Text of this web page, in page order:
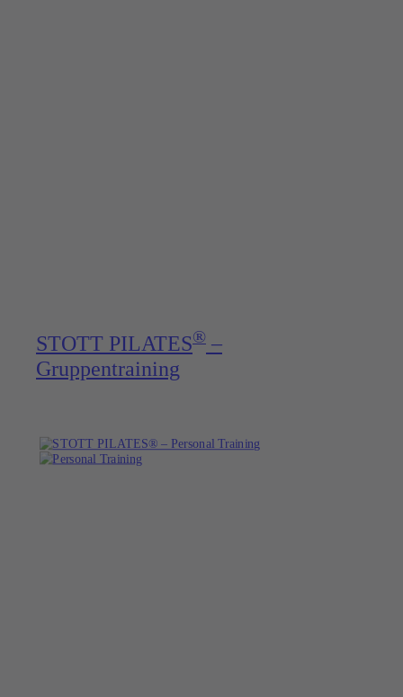
STOTT PILATES® –
Gruppentraining